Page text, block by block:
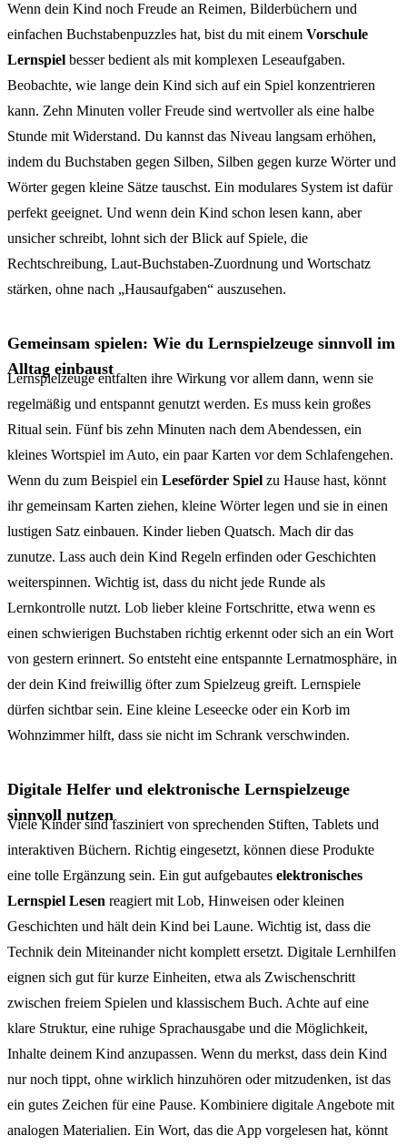
Wenn dein Kind noch Freude an Reimen, Bilderbüchern und
einfachen Buchstabenpuzzles hat, bist du mit einem Vorschule
Lernspiel besser bedient als mit komplexen Leseaufgaben.
Beobachte, wie lange dein Kind sich auf ein Spiel konzentrieren
kann. Zehn Minuten voller Freude sind wertvoller als eine halbe
Stunde mit Widerstand. Du kannst das Niveau langsam erhöhen,
indem du Buchstaben gegen Silben, Silben gegen kurze Wörter und
Wörter gegen kleine Sätze tauschst. Ein modulares System ist dafür
perfekt geeignet. Und wenn dein Kind schon lesen kann, aber
unsicher schreibt, lohnt sich der Blick auf Spiele, die
Rechtschreibung, Laut-Buchstaben-Zuordnung und Wortschatz
stärken, ohne nach „Hausaufgaben“ auszusehen.
Gemeinsam spielen: Wie du Lernspielzeuge sinnvoll im
Alltag einbaust
Lernspielzeuge entfalten ihre Wirkung vor allem dann, wenn sie
regelmäßig und entspannt genutzt werden. Es muss kein großes
Ritual sein. Fünf bis zehn Minuten nach dem Abendessen, ein
kleines Wortspiel im Auto, ein paar Karten vor dem Schlafengehen.
Wenn du zum Beispiel ein Leseförder Spiel zu Hause hast, könnt
ihr gemeinsam Karten ziehen, kleine Wörter legen und sie in einen
lustigen Satz einbauen. Kinder lieben Quatsch. Mach dir das
zunutze. Lass auch dein Kind Regeln erfinden oder Geschichten
weiterspinnen. Wichtig ist, dass du nicht jede Runde als
Lernkontrolle nutzt. Lob lieber kleine Fortschritte, etwa wenn es
einen schwierigen Buchstaben richtig erkennt oder sich an ein Wort
von gestern erinnert. So entsteht eine entspannte Lernatmosphäre, in
der dein Kind freiwillig öfter zum Spielzeug greift. Lernspiele
dürfen sichtbar sein. Eine kleine Leseecke oder ein Korb im
Wohnzimmer hilft, dass sie nicht im Schrank verschwinden.
Digitale Helfer und elektronische Lernspielzeuge
sinnvoll nutzen
Viele Kinder sind fasziniert von sprechenden Stiften, Tablets und
interaktiven Büchern. Richtig eingesetzt, können diese Produkte
eine tolle Ergänzung sein. Ein gut aufgebautes elektronisches
Lernspiel Lesen reagiert mit Lob, Hinweisen oder kleinen
Geschichten und hält dein Kind bei Laune. Wichtig ist, dass die
Technik dein Miteinander nicht komplett ersetzt. Digitale Lernhilfen
eignen sich gut für kurze Einheiten, etwa als Zwischenschritt
zwischen freiem Spielen und klassischem Buch. Achte auf eine
klare Struktur, eine ruhige Sprachausgabe und die Möglichkeit,
Inhalte deinem Kind anzupassen. Wenn du merkst, dass dein Kind
nur noch tippt, ohne wirklich hinzuhören oder mitzudenken, ist das
ein gutes Zeichen für eine Pause. Kombiniere digitale Angebote mit
analogen Materialien. Ein Wort, das die App vorgelesen hat, könnt